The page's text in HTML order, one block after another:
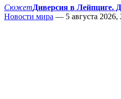
СюжетДиверсия в Лейпциге.
Новости мира — 5 августа 2026,